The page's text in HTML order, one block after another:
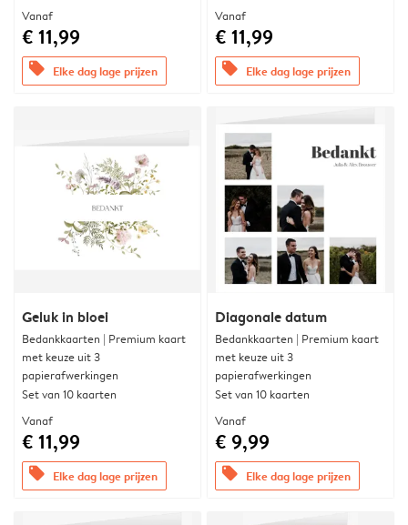
Vanaf
€ 11,99
offers Elke dag lage prijzen
Vanaf
€ 11,99
offers Elke dag lage prijzen
Geluk in bloei
Bedankkaarten | Premium kaart
met keuze uit 3
papierafwerkingen
Set van 10 kaarten
Vanaf
€ 11,99
offers Elke dag lage prijzen
Diagonale datum
Bedankkaarten | Premium kaart
met keuze uit 3
papierafwerkingen
Set van 10 kaarten
Vanaf
€ 9,99
offers Elke dag lage prijzen